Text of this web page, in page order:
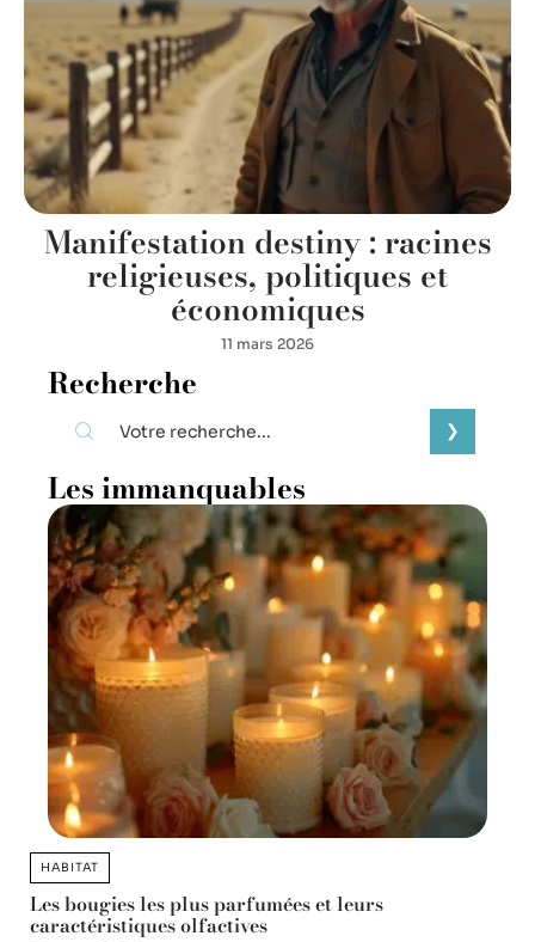
Manifestation destiny : racines
religieuses, politiques et
économiques
11 mars 2026
Recherche
Les immanquables
HABITAT
Les bougies les plus parfumées et leurs
caractéristiques olfactives